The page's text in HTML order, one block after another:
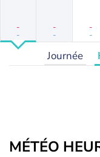
-
-
-
-
-
-
Journée
MÉTÉO